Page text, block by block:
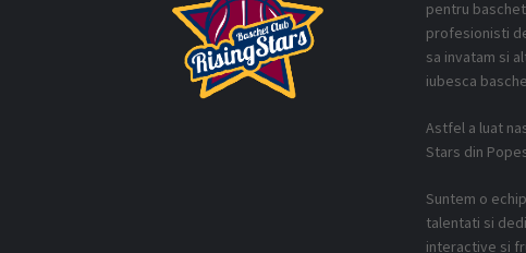
pentru
profesionisti
sa invatam si
iubesca
Astfel a luat
Stars din
Suntem o
talentati si
interactive si